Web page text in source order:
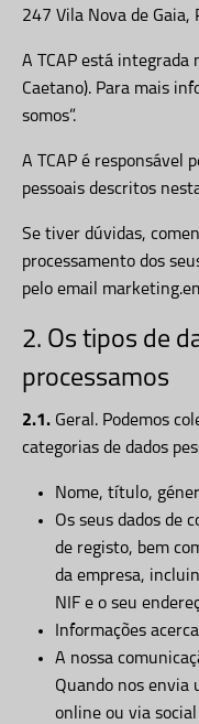
247 Vila Nova de Gaia,
A TCAP está integrada
Caetano). Para mais
somos”.
A TCAP é responsável
pessoais descritos
Se tiver dúvidas,
processamento dos
pelo email
2. Os tipos de
processamos
2.1. Geral. Podemos
categorias de dados
Nome, título,
Os seus dados de
de registo, bem
da empresa,
NIF e o seu
Informações
A nossa
Quando nos envia
online ou via